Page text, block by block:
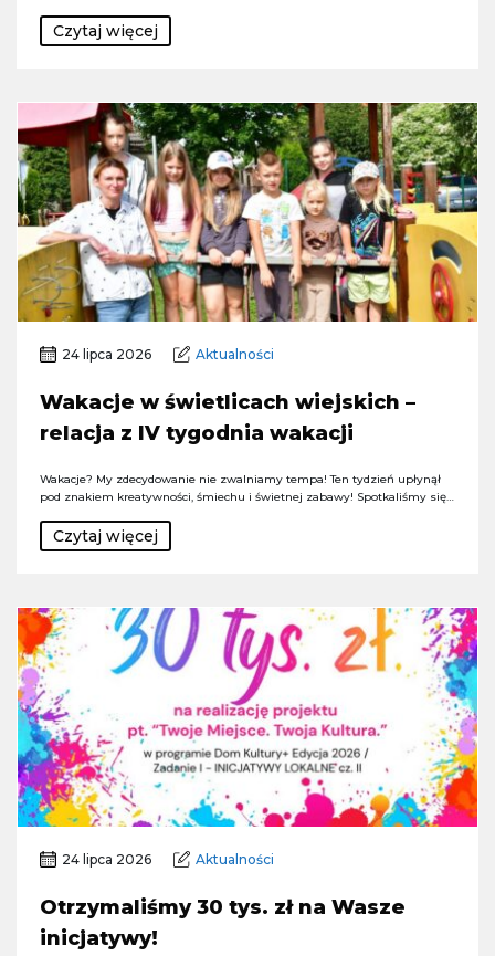
Czytaj więcej
24 lipca 2026 Aktualności
Wakacje w świetlicach wiejskich –
relacja z IV tygodnia wakacji
Wakacje? My zdecydowanie nie zwalniamy tempa! Ten tydzień upłynął
pod znakiem kreatywności, śmiechu i świetnej zabawy! Spotkaliśmy się…
Czytaj więcej
24 lipca 2026 Aktualności
Otrzymaliśmy 30 tys. zł na Wasze
inicjatywy!